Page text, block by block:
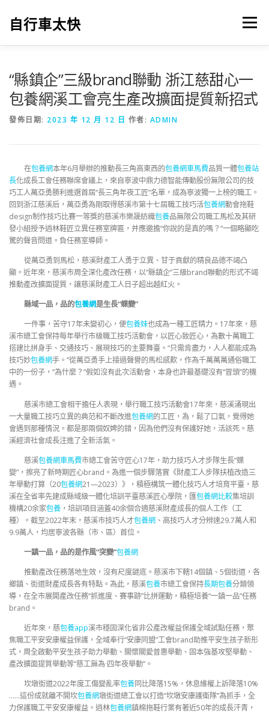
自行車太快 選單
“縣鎮企”三級brand聯動 浙江慈甜心一
包養網溪工會亮生產改擴面提質新招式
發佈日期: 2023 年 12 月 12 日 作者: ADMIN
在包養網本年6月舉辦的推動長三角高東西的包養網車馬費品質一體包養站
長化成長工會任務聯席會議上，來自寧波中鼎力德智能傳動股份無限公司的技
巧工人萬亞勇勝利進選首屆“長三角年夜工匠”名單，成為寧波獨一上榜的職工。
回到浙江慈溪后，萬亞勇為剛取得慈溪市第十七屆職工技巧活包養網動會拖鞋
design制作技巧比賽一等獎的慈溪市樂晟紡織包養品無限公司職工馬松及其研
發小組授予逍林鞋匠立異任務室牌匾，并應邀擔“你說的是真的嗎？”一個略顯吃
驚的聲音問道。負任務室導師。
從萬亞勇到馬松，慈溪財產工人勇于立異、甘于貢獻的精良品德不竭凸
顯。近年來，慈溪市周全深化產改任務，以“縣鎮企”三級brand聯動的形式不竭
推動產改擴面提質，讓慈溪財產工人日子超出越紅火。
縣域一品，品的包養網是生長“蝶變”
一件事，苦守17年未變初心，便包養妹也成為一種工匠精力。17年來，慈
溪市總工會保持每年舉行市級職工技巧活動會，以匠心致匠心，為數十萬職工
搭建比拼身手、交通技巧、展現技巧的主要舞臺。“只需肯盡力，人人都能成為
技巧妙包養網手。”從萬亞勇手上接過聲譽的馬松感歎，作為千萬萬萬通俗職工
中的一份子，“為什麼？”假如沒有此次活動會，本身也許最基礎沒有“冒頭”的機
遇。
慈溪市總工會相干擔任人表現，舉行職工技巧活動會17年來，慈溪涌現出
一大量職工技巧立異的典范和不斷改進包養網的工匠，為，鬆了口氣，覺得她
會遇到那種情況。都是那兩個奴婢的錯，因為他們沒有保護好她，活該死。慈
溪經濟社會成長注進了全新活氣。
慈溪包養網車馬費市總工會苦守匠心17年，助力技巧人才步隊生長“蝶
變”，擦亮了新時期匠心brand。為進一個步驟落實《財產工人步隊扶植改造三
年舉動打算（20包養網21—2023）》，積極構筑一體化技巧人才培育平臺，慈
溪在全省率先建成縣域級一體化培訓平臺慈溪匠心學院，匯包養網比較集培訓
機構20余家包養 ，培訓項目涵蓋40余個合適慈溪財產成長的個人工作（工
種）。截至2022年末，慈溪市技巧人才包養網 、高技巧人才分辨達29.7萬人和
9.9萬人，均居寧波各縣（市、區）首位。
一鎮一品，品的是作風“突變”包養網
推動產改任務落地生效，沒有尺度謎底。慈溪市下轄14個鎮、5個街道，各
鄉鎮、街道財產成長各有特點。為此，慈溪包養市總工會保持長期包養分類領
導，在全市展開產改任務“抓進度、賽事跡”比拼運動，積極培養“一鎮一品”任務
brand。
近年來，慈包養app溪市穩固深化省非公產改權益保護全域試點任務，聚
焦職工平安安康權益保護，全域奉行“安康同盟”工會brand助推平安生孩子新形
式，周全啟動平安生孩子助力舉動、關懷關愛普惠舉動、固本強基攻堅舉動、
產改擴面提質舉動等“慈工無為·四年夜舉動”。
坎墩街道2022年度工傷變亂率包養同比降落15%，休息維權上訴降落10%
……這份成就離不開坎包養網墩街道總工會以打造“坎墩安康護衛隊”為抓手，全
力保護職工平安安康權益。逍林包養網鎮棉拖鞋行業有著近50年的成長汗青，